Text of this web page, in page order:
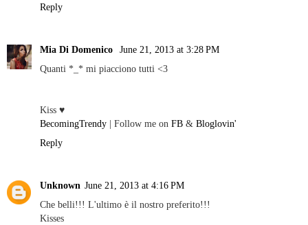
Reply
Mia Di Domenico
June 21, 2013 at 3:28 PM
Quanti *_* mi piacciono tutti <3
Kiss ♥
BecomingTrendy | Follow me on FB & Bloglovin'
Reply
Unknown June 21, 2013 at 4:16 PM
Che belli!!! L'ultimo è il nostro preferito!!!
Kisses